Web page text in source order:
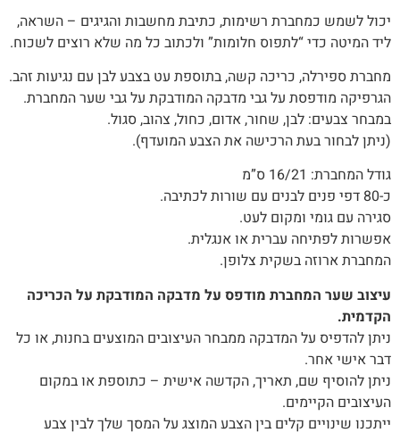
יכול‭ ‬לשמש‭ ‬כמחברת‭ ‬רשימות, ‬כתיבת‭ ‬מחשבות‭ ‬והגיגים – השראה,
‬ליד‭ ‬המיטה‭ ‬כדי “לתפוס ‬חלומות”‭ ‬ולכתוב‭ ‬כל‭ ‬מה‭ ‬שלא‭ ‬רוצים‭ ‬לשכוח‭.‬
מחברת‭ ‬ספירלה, ‬כריכה קשה, בתוספת‭ ‬עט בצבע לבן עם נגיעות זהב.
הגרפיקה מודפסת על גבי מדבקה המודבקת על גבי שער המחברת.
במבחר צבעים: לבן, שחור‭,‬ אדום, כחול, צהוב, סגול.
(ניתן לבחור בעת הרכישה את הצבע המועדף).
גודל‭ ‬המחברת: 16/21 ס”מ
כ-80 דפי פנים לבנים עם שורות לכתיבה.
סגירה עם גומי ומקום לעט.
אפשרות‭ ‬לפתיחה‭ ‬עברית‭ ‬או‭ ‬אנגלית.
המחברת‭ ‬ארוזה‭ ‬בשקית צלופן.
עיצוב שער המחברת מודפס על מדבקה המודבקת על הכריכה
הקדמית.
‬דבר‭ ‬אישי‭ ‬אחר‭.‬
ניתן‭ ‬להוסיף‭ ‬שם‭,‬ תאריך, ‬הקדשה‭ ‬אישית – כתוספת או במקום
העיצובים הקיימים.